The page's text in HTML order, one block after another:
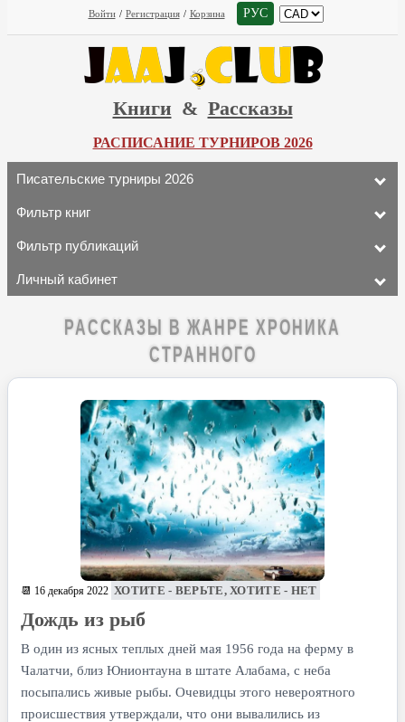
Войти / Регистрация / Корзина РУС
Книги & Рассказы
РАСПИСАНИЕ ТУРНИРОВ 2026
Писательские турниры 2026
Фильтр книг
Фильтр публикаций
Личный кабинет
РАССКАЗЫ В ЖАНРЕ ХРОНИКА
СТРАННОГО
📆 16 декабря 2022 ХОТИТЕ - ВЕРЬТЕ, ХОТИТЕ - НЕТ
Дождь из рыб
В один из ясных теплых дней мая 1956 года на ферму в
Чалатчи, близ Юнионтауна в штате Алабама, с неба
посыпались живые рыбы. Очевидцы этого невероятного
происшествия утверждали, что они вывалились из